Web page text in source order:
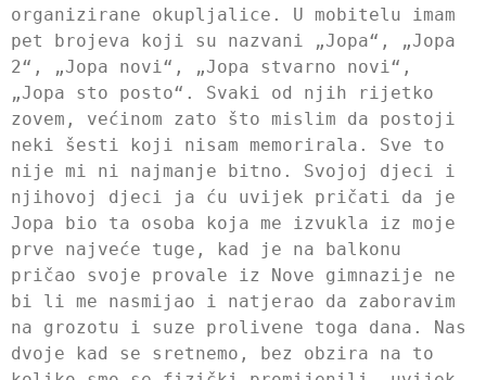
organizirane okupljalice. U mobitelu imam
pet brojeva koji su nazvani „Jopa“, „Jopa
2“, „Jopa novi“, „Jopa stvarno novi“,
„Jopa sto posto“. Svaki od njih rijetko
zovem, većinom zato što mislim da postoji
neki šesti koji nisam memorirala. Sve to
nije mi ni najmanje bitno. Svojoj djeci i
njihovoj djeci ja ću uvijek pričati da je
Jopa bio ta osoba koja me izvukla iz moje
prve najveće tuge, kad je na balkonu
pričao svoje provale iz Nove gimnazije ne
bi li me nasmijao i natjerao da zaboravim
na grozotu i suze prolivene toga dana. Nas
dvoje kad se sretnemo, bez obzira na to